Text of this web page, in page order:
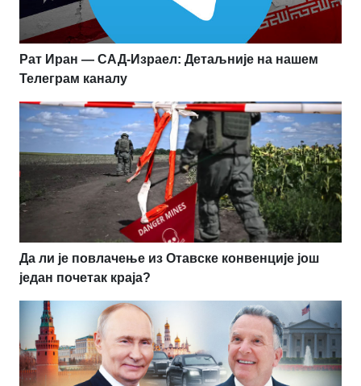
Рат Иран — САД-Израел: Детаљније на нашем
Телеграм каналу
Да ли је повлачење из Отавске конвенције још
један почетак краја?